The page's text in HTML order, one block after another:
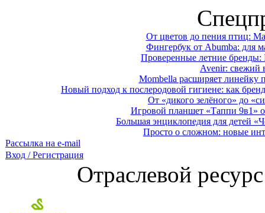
От цветов до пения птиц:
Фингербук от Abumba: для
Проверенные летние
Avenir: свежий
Mombella расширяет линейку
Новый подход к послеродовой гигиене: как
От «дикого зелёного» до
Игровой планшет «Таппи 9в1»
Большая энциклопедия для детей
Просто о сложном: новые
Рассылка на e-mail
Вход / Регистрация
Отраслевой